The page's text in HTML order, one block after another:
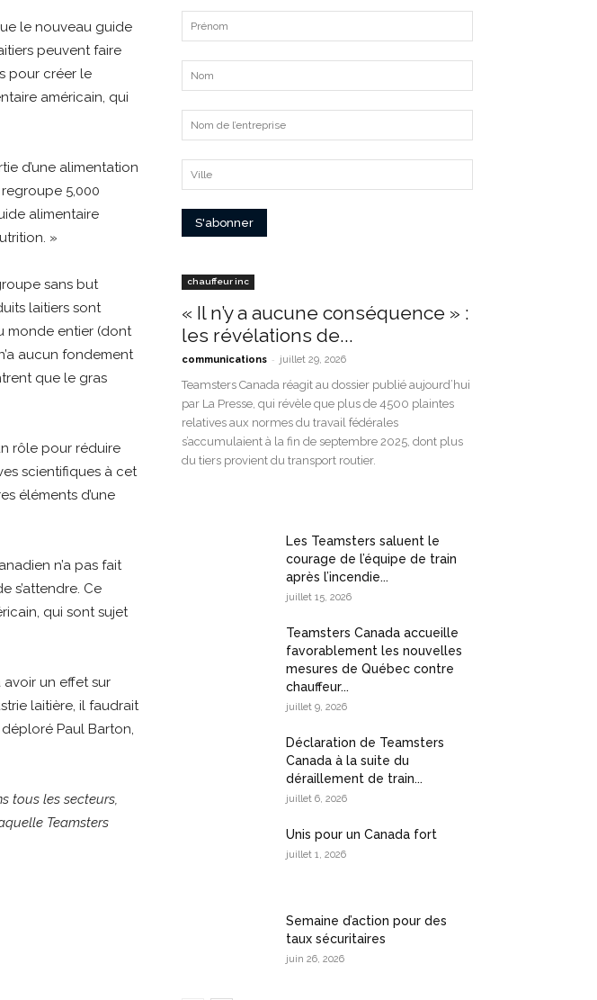
le nouveau guide
peuvent faire
pour créer le
américain, qui
d’une alimentation
5,000
alimentaire
»
sans but
laitiers sont
monde entier (dont
aucun fondement
que le gras
rôle pour réduire
scientifiques à cet
éléments d’une
n’a pas fait
s’attendre. Ce
qui sont sujet
un effet sur
laitière, il faudrait
Paul Barton,
tous les secteurs,
Teamsters
chauffeur inc
« Il n’y a aucune conséquence » :
les révélations de...
communications - juillet 29, 2026
Teamsters Canada réagit au dossier publié aujourd’hui
par La Presse, qui révèle que plus de 4500 plaintes
relatives aux normes du travail fédérales
s’accumulaient à la fin de septembre 2025, dont plus
du tiers provient du transport routier.
Les Teamsters saluent le
courage de l’équipe de train
après l’incendie...
juillet 15, 2026
Teamsters Canada accueille
favorablement les nouvelles
mesures de Québec contre
chauffeur...
juillet 9, 2026
Déclaration de Teamsters
Canada à la suite du
déraillement de train...
juillet 6, 2026
Unis pour un Canada fort
juillet 1, 2026
Semaine d’action pour des
taux sécuritaires
juin 26, 2026